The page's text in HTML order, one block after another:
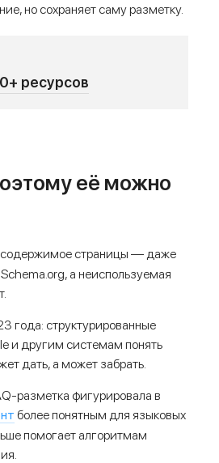
но сохраняет саму разметку.
ресурсов
её можно
содержимое страницы — даже
а неиспользуемая
года: структурированные
и другим системам понять
дать, а может забрать.
разметка фигурировала в
более понятным для языковых
помогает алгоритмам